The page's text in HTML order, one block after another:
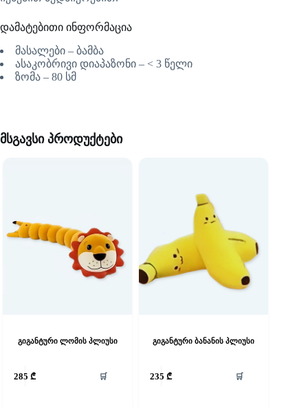
დამატებითი ინფორმაცია
მასალები – ბამბა
ასაკობრივი დიაპაზონი – < 3 წელი
ზომა – 80 სმ
მსგავსი პროდუქტები
გიგანტური ლომის პლიუსი
285₾ 🛒
გიგანტური ბანანის პლიუსი
235₾ 🛒